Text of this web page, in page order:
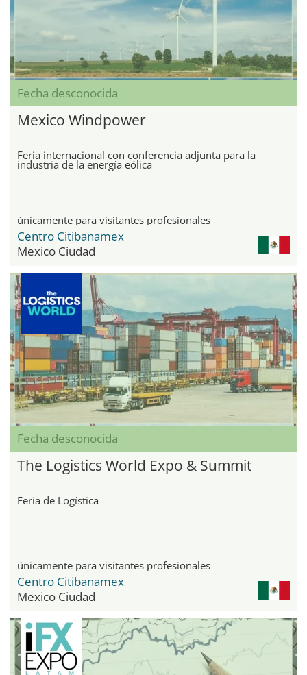
Fecha desconocida
Mexico Windpower
Feria internacional con conferencia adjunta para la
industria de la energía eólica
únicamente para visitantes profesionales
Centro Citibanamex
Mexico Ciudad
Fecha desconocida
The Logistics World Expo & Summit
Feria de Logística
únicamente para visitantes profesionales
Centro Citibanamex
Mexico Ciudad